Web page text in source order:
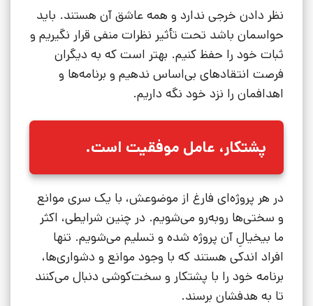
نظر دادن خرجی ندارد و همه عاشق آن هستند. باید
حواسمان باشد تحت تأثیر نظرات منفی قرار نگیریم و
ثبات خود را حفظ کنیم. بهتر است که به دیگران
فرصت انتقادهای بی‌اساس ندهیم و برنامه‌ها و
اهدافمان را نزد خود نگه داریم.
پشتکار، عامل موفقیت است.
در هر پروژه‌ای فارغ از موضوعش، با یک سری موانع
و سختی‌ها رو‌به‌رو می‌شویم. در چنین شرایطی، اکثر
ما بیخیالِ آن پروژه شده و تسلیم می‌شویم. تنها
افراد اندکی هستند که با وجود موانع و دشواری‌ها،
برنامه خود را با پشتکار و سخت‌کوشی دنبال می‌کنند
تا به هدفشان برسند.